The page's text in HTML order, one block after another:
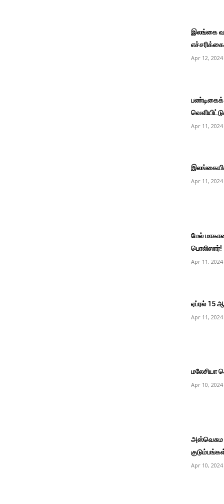
இலங்கை
Apr 12, 2024
பண்டிகைக்
Apr 11, 2024
Apr 11, 2024
மேல்
பொலிஸார்!
Apr 11, 2024
ஏப்ரல் 15
Apr 11, 2024
மலேசியா
Apr 10, 2024
Apr 10, 2024